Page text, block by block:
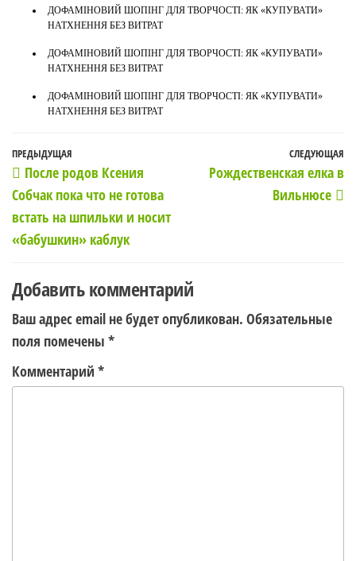
ДОФАМІНОВИЙ ШОПІНГ ДЛЯ ТВОРЧОСТІ: ЯК «КУПУВАТИ»
НАТХНЕННЯ БЕЗ ВИТРАТ
ДОФАМІНОВИЙ ШОПІНГ ДЛЯ ТВОРЧОСТІ: ЯК «КУПУВАТИ»
НАТХНЕННЯ БЕЗ ВИТРАТ
ДОФАМІНОВИЙ ШОПІНГ ДЛЯ ТВОРЧОСТІ: ЯК «КУПУВАТИ»
НАТХНЕННЯ БЕЗ ВИТРАТ
Навигация
по
записям
Предыдущая
запись
ПРЕДЫДУЩАЯ
После родов Ксения
Собчак пока что не готова
встать на шпильки и носит
«бабушкин» каблук
СЛЕДУЮЩАЯ
Рождественская елка в
Вильнюсе
Добавить комментарий
Ваш адрес email не будет опубликован. Обязательные
поля помечены *
Комментарий *